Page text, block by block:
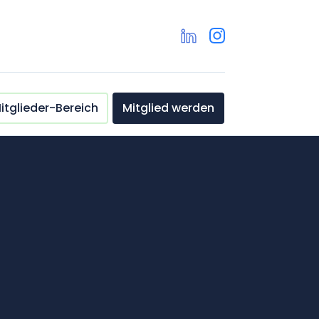
Bereich Mitglied werden